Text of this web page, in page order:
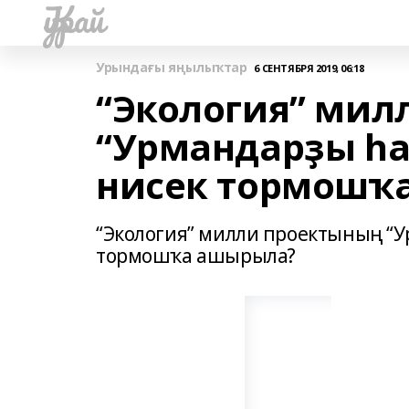
Ҡурай
Урындағы яңылыҡтар 6 СЕНТЯБРЯ 2019, 06:18
“Экология”
“Урмандарҙы
нисек
“Экология” милли проектының
тормошҡа ашырыла?